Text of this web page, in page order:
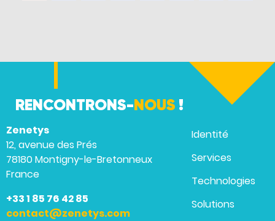
RENCONTRONS-NOUS !
Zenetys
12, avenue des Prés
78180 Montigny-le-Bretonneux
France
+33 1 85 76 42 85
contact@zenetys.com
Identité
Services
Technologies
Solutions